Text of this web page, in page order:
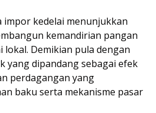
kedelai menunjukkan
kemandirian pangan
Demikian pula dengan
yang dipandang sebagai efek
perdagangan yang
baku serta mekanisme pasar